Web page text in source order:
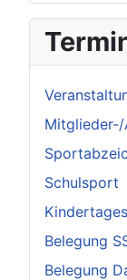
Mitglieder-/
Schulsport
Belegung
Belegung